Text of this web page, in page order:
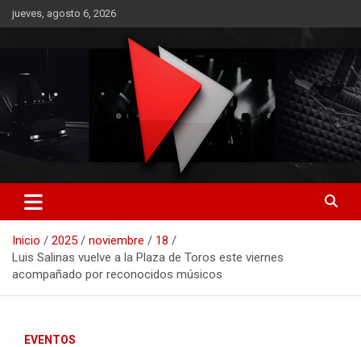
Saltar
al
jueves, agosto 6, 2026
RO CONTENIDOS
Inicio 2025 noviembre
18
Luis Salinas vuelve a la Plaza de Toros este viernes
acompañado por reconocidos músicos
EVENTOS